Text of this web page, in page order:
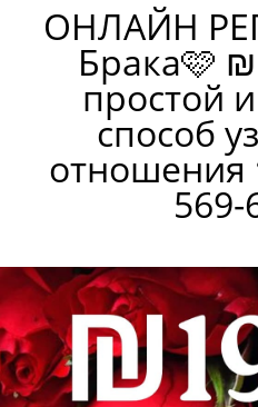
ОНЛАЙН
Брака🩷
простой
способ
569-